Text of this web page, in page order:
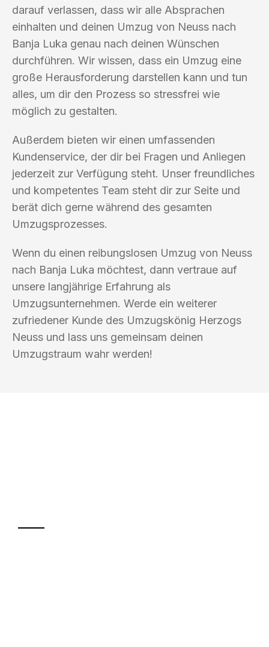
darauf verlassen, dass wir alle Absprachen
einhalten und deinen Umzug von Neuss nach
Banja Luka genau nach deinen Wünschen
durchführen. Wir wissen, dass ein Umzug eine
große Herausforderung darstellen kann und tun
alles, um dir den Prozess so stressfrei wie
möglich zu gestalten.
Außerdem bieten wir einen umfassenden
Kundenservice, der dir bei Fragen und Anliegen
jederzeit zur Verfügung steht. Unser freundliches
und kompetentes Team steht dir zur Seite und
berät dich gerne während des gesamten
Umzugsprozesses.
Wenn du einen reibungslosen Umzug von Neuss
nach Banja Luka möchtest, dann vertraue auf
unsere langjährige Erfahrung als
Umzugsunternehmen. Werde ein weiterer
zufriedener Kunde des Umzugskönig Herzogs
Neuss und lass uns gemeinsam deinen
Umzugstraum wahr werden!